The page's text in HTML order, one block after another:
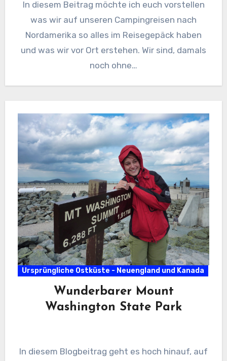
In diesem Beitrag möchte ich euch vorstellen
was wir auf unseren Campingreisen nach
Nordamerika so alles im Reisegepäck haben
und was wir vor Ort erstehen. Wir sind, damals
noch ohne…
Ursprüngliche Ostküste - Neuengland und Kanada
Wunderbarer Mount
Washington State Park
In diesem Blogbeitrag geht es hoch hinauf, auf